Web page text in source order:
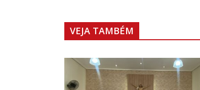
VEJA TAMBÉM